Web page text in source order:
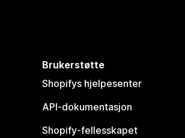
Brukerstøtte
Shopifys hjelpesenter
API-dokumentasjon
Shopify-fellesskapet